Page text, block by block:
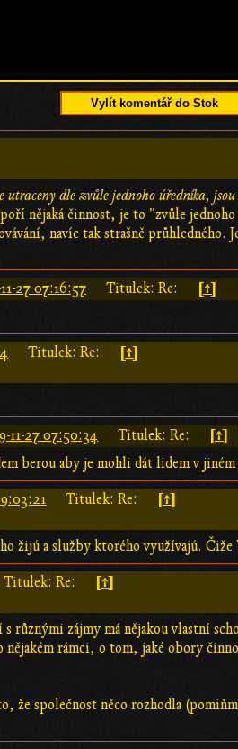
Vylít komentář do Stok
utraceny dle zvůle jednoho úředníka,
nějaká činnost, je to "zvůle
navíc tak strašně průhledného.
27 07:16:57 Titulek: Re: [↑]
Titulek: Re: [↑]
11-27 07:50:34 Titulek: Re: [↑]
berou aby je mohli dát lidem v
Titulek: Re: [↑]
žijú a služby ktorého využívajú. Čiže
Titulek: Re: [↑]
různými zájmy má nějakou vlastní
rámci, o tom, jaké obory
že společnost něco rozhodla